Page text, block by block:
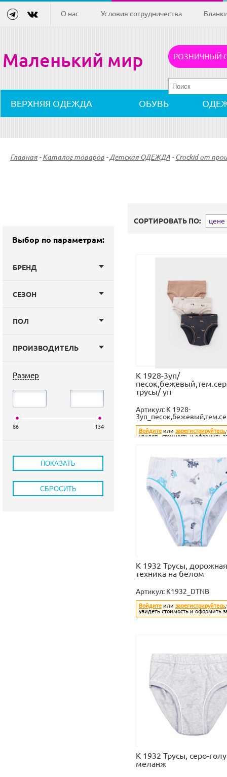
О нас Условия сотрудничества
Маленький мир РОЗНИЧНЫЙ
ВЕРХНЯЯ ОДЕЖДА ОБУВЬ
Главная - Каталог товаров - Детская ОДЕЖДА - Crockid от
Выбор по параметрам:
БРЕНД
СЕЗОН
ПОЛ
ПРОИЗВОДИТЕЛЬ
Размер
86 134
СОРТИРОВАТЬ ПО: цене
К 1928-3уп/
трусы/ уп
Артикул: К 1928-
Войдите или зарегистрируйтесь
увидеть стоимость и оформить
К 1932 Трусы, дорожная
техника на белом
Артикул: K1932_DTNB
Войдите или зарегистрируйтесь
увидеть стоимость и оформить
К 1932 Трусы, серо-
меланж